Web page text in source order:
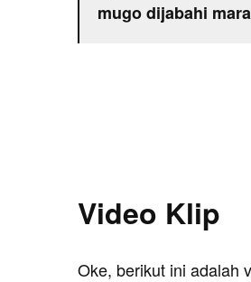
mugo dijabahi
Video Klip
Oke, berikut ini adalah